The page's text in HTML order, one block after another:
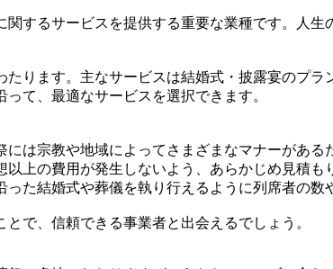
関するサービスを提供する重要な業種です。人
たります。主なサービスは結婚式・披露宴のプ
て、最適なサービスを選択できます。
には宗教や地域によってさまざまなマナーがあ
以上の費用が発生しないよう、あらかじめ見積
った結婚式や葬儀を執り行えるように列席者の
で、信頼できる事業者と出会えるでしょう。